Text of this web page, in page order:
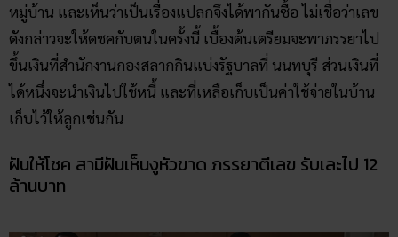
หมู่บ้าน และเห็นว่าเป็นเรื่องแปลกจึงได้พากันซื้อ ไม่เชื่อว่าเลข
ดังกล่าวจะให้ดชคกับตนในครั้งนี้ เบื้องต้นเตรียมจะพาภรรยาไป
ขึ้นเงินที่สำนักงานกองสลากกินแบ่งรัฐบาลที่ นนทบุรี ส่วนเงินที่
ได้หนึ่งจะนำเงินไปใช้หนี้ และที่เหลือเก็บเป็นค่าใช้จ่ายในบ้าน
เก็บไว้ให้ลูกเช่นกัน
ฝันให้โชค สามีฝันเห็นงูหัวขาด ภรรยาตีเลข รับเละไป 12
ล้านบาท